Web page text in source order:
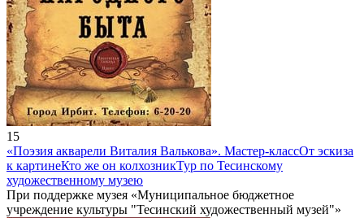
15
«Поэзия акварели Виталия Валькова». Мастер-классОт эскиза
к картинеКто же он колхозникТур по Тесинскому
художественному музею
При поддержке музея «Муниципальное бюджетное
учреждение культуры "Тесинский художественный музей"»